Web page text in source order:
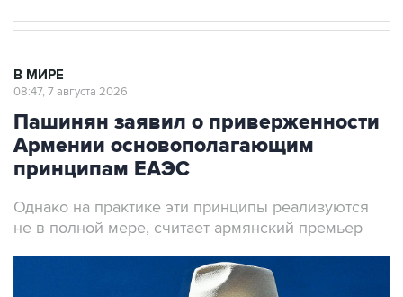
В МИРЕ
08:47, 7 августа 2026
Пашинян заявил о приверженности
Армении основополагающим
принципам ЕАЭС
Однако на практике эти принципы реализуются
не в полной мере, считает армянский премьер